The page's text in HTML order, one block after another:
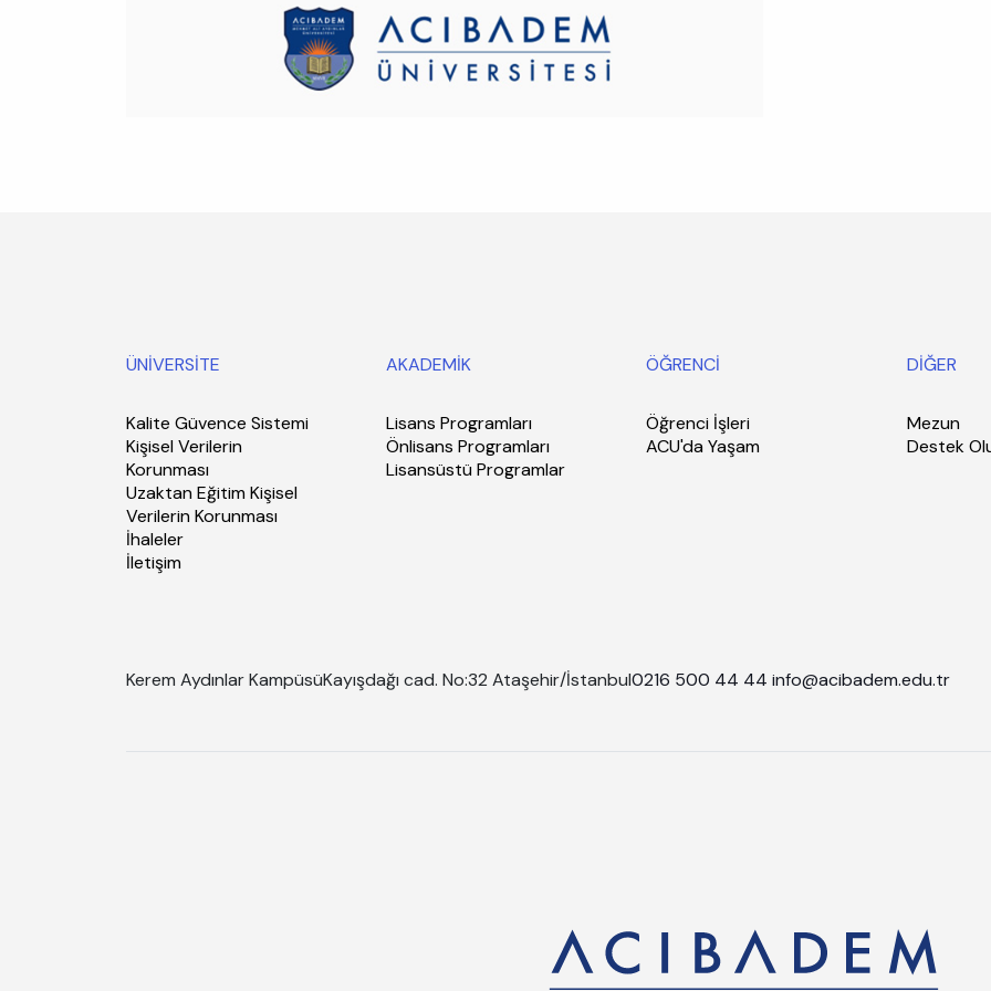
ÜNİVERSİTE
Kalite Güvence Sistemi
Kişisel Verilerin
Korunması
Uzaktan Eğitim Kişisel
Verilerin Korunması
İhaleler
İletişim
AKADEMİK
Lisans Programları
Önlisans Programları
Lisansüstü Programlar
ÖĞRENCİ
Öğrenci İşleri
ACU'da Yaşam
DİĞER
Mezun
Destek
Kerem Aydınlar KampüsüKayışdağı cad. No:32 Ataşehir/İstanbul0216 500 44 44 info@acibadem.edu.tr